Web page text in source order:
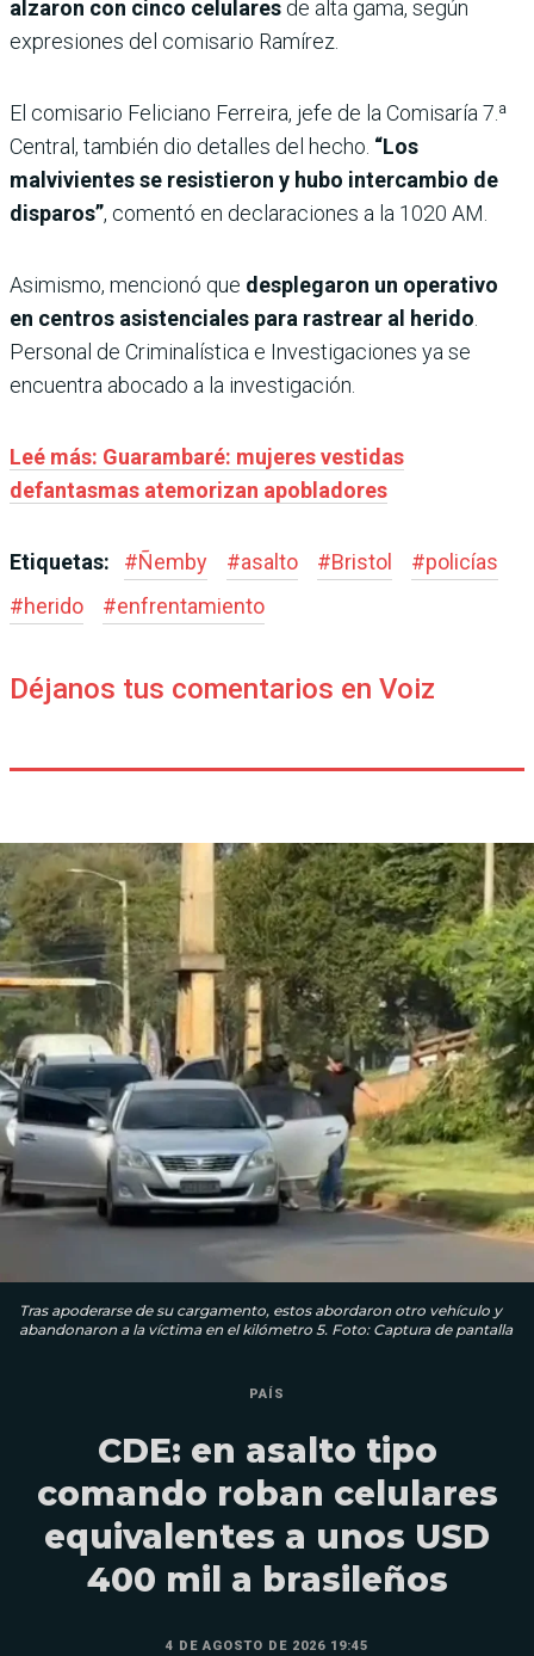
alzaron con cinco celulares de alta gama, según
expresiones del comisario Ramírez.
El comisario Feliciano Ferreira, jefe de la Comisaría 7.ª
Central, también dio detalles del hecho. “Los
malvivientes se resistieron y hubo intercambio de
disparos”, comentó en declaraciones a la 1020 AM.
Asimismo, mencionó que desplegaron un operativo
en centros asistenciales para rastrear al herido
Personal de Criminalística e Investigaciones ya se
encuentra abocado a la investigación.
Leé más: Guarambaré: mujeres vestidas
defantasmas atemorizan apobladores
Etiquetas: #Ñemby #asalto #Bristol #policías
#herido #enfrentamiento
Déjanos tus comentarios en Voiz
Tras apoderarse de su cargamento, estos abordaron otro vehículo y
abandonaron a la víctima en el kilómetro 5. Foto: Captura de pantalla
PAÍS
CDE: en asalto tipo
comando roban celulares
equivalentes a unos USD
400 mil a brasileños
4 DE AGOSTO DE 2026 19:45